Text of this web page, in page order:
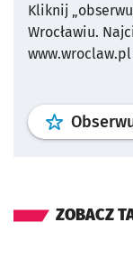
Kliknij
Wrocławiu.
www.wroclaw.pl
ZOBACZ